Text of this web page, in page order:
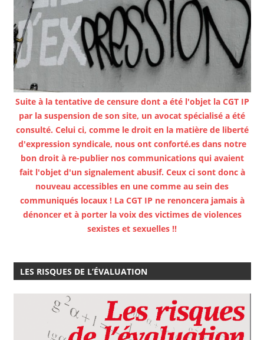
Suite à la tentative de censure dont a été l'objet la CGT IP
par la suspension de son site, un avocat spécialisé a été
consulté. Celui ci, comme le droit en la matière de liberté
d'expression syndicale, nous ont conforté.es dans notre
bon droit à re-publier nos communications qui avaient
fait l'objet d'un signalement abusif. Ceux ci sont donc à
nouveau accessibles en une comme au sein des
communiqués locaux ! La CGT IP ne renoncera jamais à
dénoncer et à porter la voix des victimes de violences
sexistes et sexuelles !!
LES RISQUES DE L’ÉVALUATION